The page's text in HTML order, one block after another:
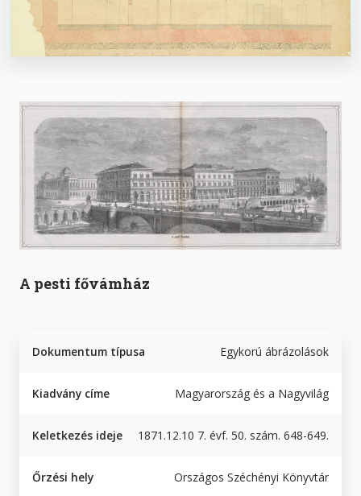
A pesti fővámház
Dokumentum típusa Egykorú ábrázolások
Kiadvány címe Magyarország és a Nagyvilág
Keletkezés ideje 1871.12.10 7. évf. 50. szám. 648-649.
Őrzési hely Országos Széchényi Könyvtár